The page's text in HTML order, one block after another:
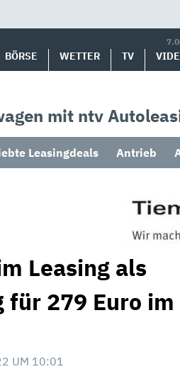
BÖRSE WETTER TV
mit ntv
Leasingdeals Antrieb
Leasing als
279 Euro im
UM 10:01